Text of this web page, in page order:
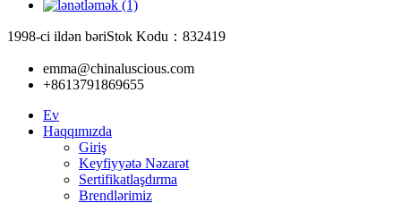
1998-ci ildən bəriStok Kodu：832419
emma@chinaluscious.com
+8613791869655
Ev
Haqqımızda
Giriş
Keyfiyyətə Nəzarət
Sertifikatlaşdırma
Brendlərimiz